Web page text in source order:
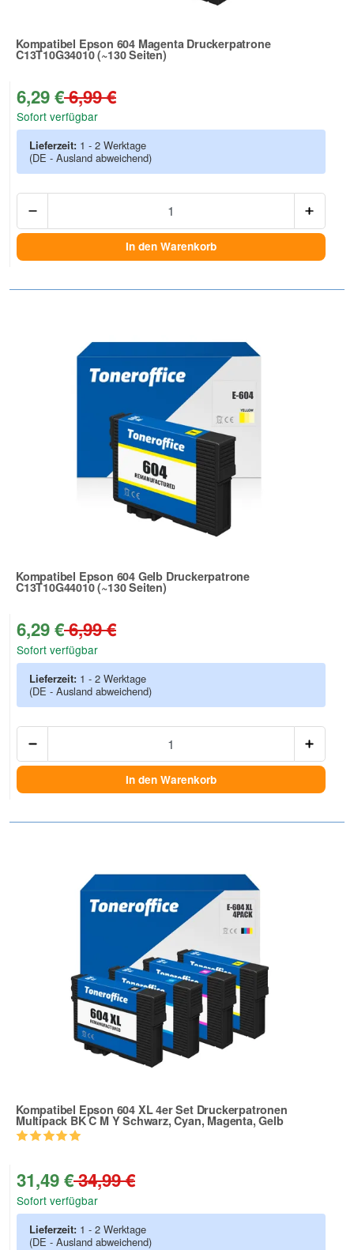
Kompatibel Epson 604 Magenta Druckerpatrone
C13T10G34010 (~130 Seiten)
Zur Artikelbewertung
6,29 €6,99 €
Sofort verfügbar
Lieferzeit: 1 - 2 Werktage
(DE - Ausland abweichend)
In den Warenkorb
Kompatibel Epson 604 Gelb Druckerpatrone
C13T10G44010 (~130 Seiten)
Zur Artikelbewertung
6,29 €6,99 €
Sofort verfügbar
Lieferzeit: 1 - 2 Werktage
(DE - Ausland abweichend)
In den Warenkorb
Kompatibel Epson 604 XL 4er Set Druckerpatronen
Multipack BK C M Y Schwarz, Cyan, Magenta, Gelb
31,49 €34,99 €
Sofort verfügbar
Lieferzeit: 1 - 2 Werktage
(DE - Ausland abweichend)